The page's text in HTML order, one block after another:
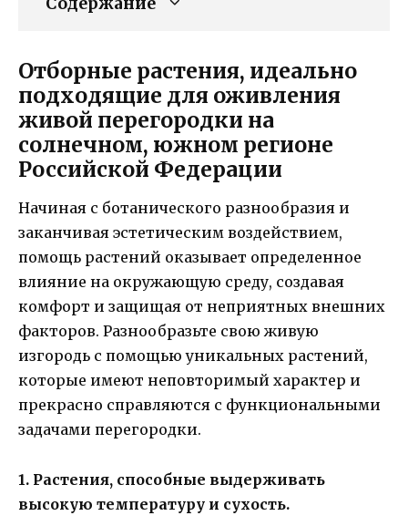
Содержание
Отборные растения, идеально
подходящие для оживления
живой перегородки на
солнечном, южном регионе
Российской Федерации
Начиная с ботанического разнообразия и
заканчивая эстетическим воздействием,
помощь растений оказывает определенное
влияние на окружающую среду, создавая
комфорт и защищая от неприятных внешних
факторов. Разнообразьте свою живую
изгородь с помощью уникальных растений,
которые имеют неповторимый характер и
прекрасно справляются с функциональными
задачами перегородки.
1. Растения, способные выдерживать
высокую температуру и сухость.